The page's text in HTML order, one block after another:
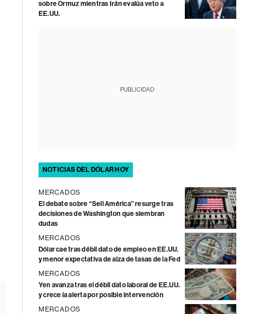
sobre Ormuz mientras Irán evalúa veto a
EE.UU.
PUBLICIDAD
NOTICIAS DEL DÓLAR HOY
MERCADOS
El debate sobre “Sell América” resurge tras
decisiones de Washington que siembran
dudas
MERCADOS
Dólar cae tras débil dato de empleo en EE.UU.
y menor expectativa de alza de tasas de la Fed
MERCADOS
Yen avanza tras el débil dato laboral de EE.UU.
y crece la alerta por posible intervención
MERCADOS